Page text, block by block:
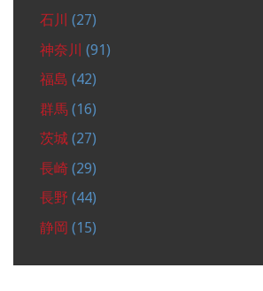
石川 (27)
神奈川 (91)
福島 (42)
群馬 (16)
茨城 (27)
長崎 (29)
長野 (44)
静岡 (15)